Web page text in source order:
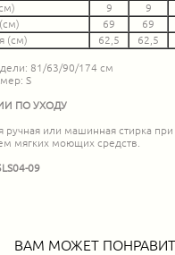
9 9
69 69
(см)
62,5 62,5
81/63/90/174 см
S
ПО УХОДУ
ручная или машинная стирка при
мягких моющих средств.
09
ВАМ МОЖЕТ